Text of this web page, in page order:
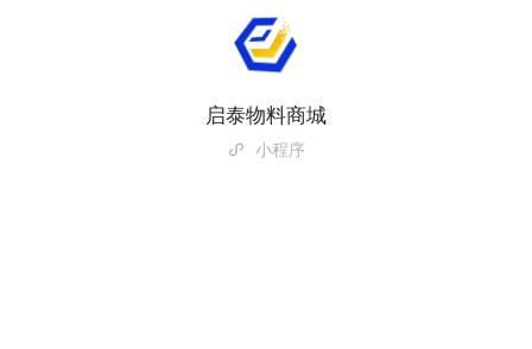
启泰物料商城
小程序